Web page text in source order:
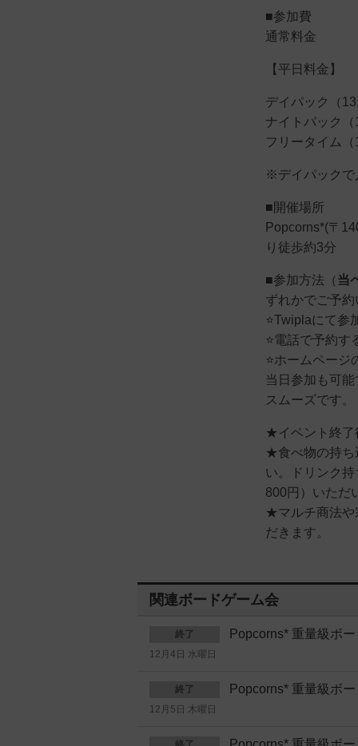
■参加費
通常料金
【平日料金】
デイパック（
ナイトパック
フリータイム
※デイパックで
■開催場所
Popcorns*(〒
り徒歩約3分
■参加方法（ 当
ずれかでご予
⭐️Twiplaにて参
⭐️電話で予約
⭐️ホームペー
当日参加も可
スムーズです。
★イベント終了
★食べ物の持ち
い。ドリンク
800円）いただ
★マルチ商法や
だきます。
関連ボードゲーム会
終了 Popcorns* 重量級ボ
12月4日 水曜日
終了 Popcorns* 重量級ボ
12月5日 木曜日